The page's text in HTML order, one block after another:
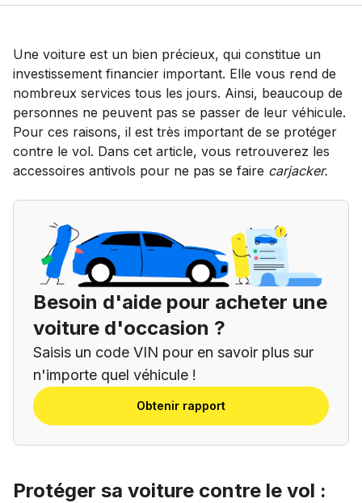
Une voiture est un bien précieux, qui constitue un
investissement financier important. Elle vous rend de
nombreux services tous les jours. Ainsi, beaucoup de
personnes ne peuvent pas se passer de leur véhicule.
Pour ces raisons, il est très important de se protéger
contre le vol. Dans cet article, vous retrouverez les
accessoires antivols pour ne pas se faire carjacker.
Besoin d'aide pour acheter une
voiture d'occasion ?
Saisis un code VIN pour en savoir plus sur
n'importe quel véhicule !
Obtenir rapport
Protéger sa voiture contre le vol :